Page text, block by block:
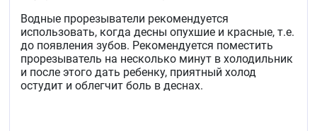
Водные прорезыватели рекомендуется
использовать, когда десны опухшие и красные, т.е.
до появления зубов. Рекомендуется поместить
прорезыватель на несколько минут в холодильник
и после этого дать ребенку, приятный холод
остудит и облегчит боль в деснах.